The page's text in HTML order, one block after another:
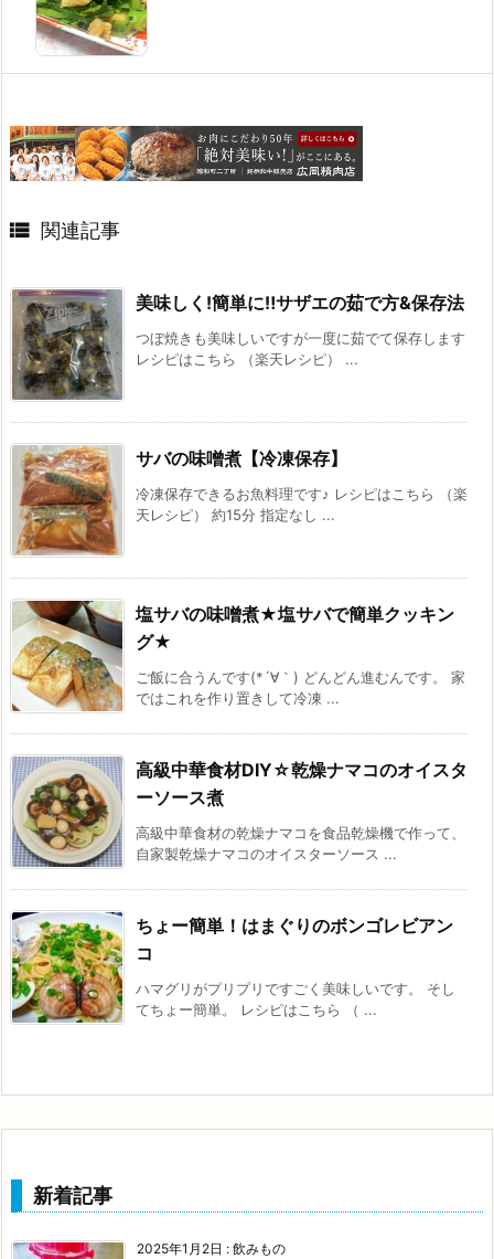
 関連記事
美味しく!簡単に‼サザエの茹で方&保存法
つぼ焼きも美味しいですが一度に茹でて保存します
レシピはこちら （楽天レシピ） ...
サバの味噌煮【冷凍保存】
冷凍保存できるお魚料理です♪ レシピはこちら （楽
天レシピ） 約15分 指定なし ...
塩サバの味噌煮★塩サバで簡単クッキン
グ★
ご飯に合うんです(*´∀｀) どんどん進むんです。 家
ではこれを作り置きして冷凍 ...
高級中華食材DIY☆乾燥ナマコのオイスタ
ーソース煮
高級中華食材の乾燥ナマコを食品乾燥機で作って、
自家製乾燥ナマコのオイスターソース ...
ちょー簡単！はまぐりのボンゴレビアン
コ
ハマグリがプリプリですごく美味しいです。 そし
てちょー簡単。 レシピはこちら （ ...
新着記事
2025年1月2日 : 飲みもの